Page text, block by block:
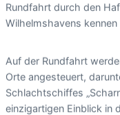
Rundfahrt durch den
Wilhelmshavens kennen
Auf der Rundfahrt
Orte angesteuert,
Schlachtschiffes
einzigartigen Einblick in